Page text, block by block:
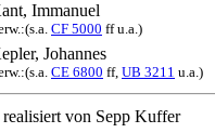
Immanuel
CF 5000 ff u.a.)
Johannes
CE 6800 ff, UB 3211 u.a.)
realisiert von Sepp Kuffer